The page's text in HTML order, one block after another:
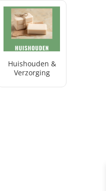
Huishouden &
Verzorging